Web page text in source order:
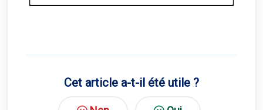
Cet article a-t-il été utile ?